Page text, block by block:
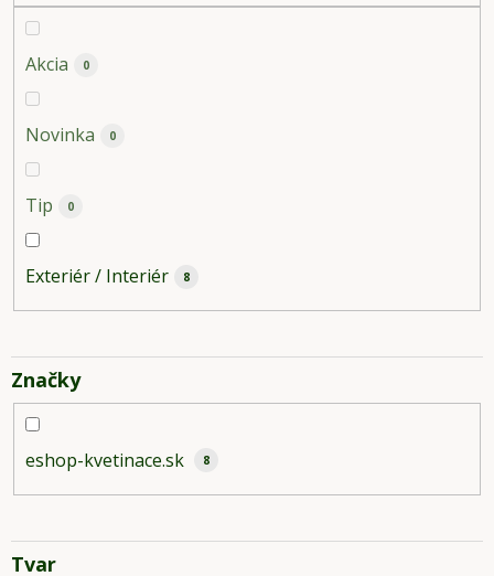
u
kAkcia 0
Novinka 0
Tip 0
Exteriér / Interiér 8
Značky
eshop-kvetinace.sk 8
Tvar